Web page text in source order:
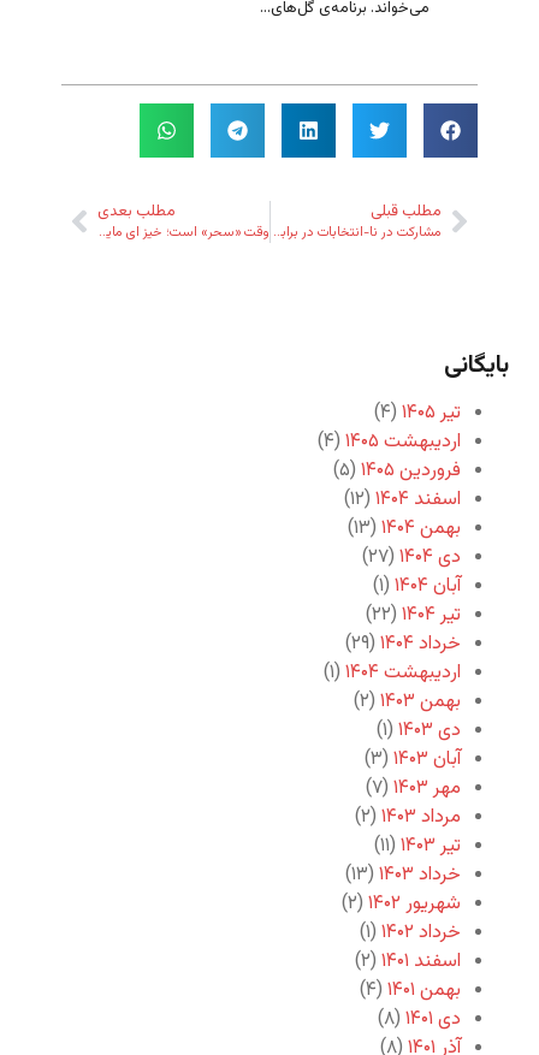
می‌خواند. برنامه‌ی گل‌های...
مطلب قبلی
مشارکت در نا-انتخابات در برابر جنبشی برای تجدید امکان انتخابات
مطلب بعدی
وقت «سحر» است؛ خیز ای مایه‌ی ناز…
بایگانی
تیر ۱۴۰۵
(۴)
اردیبهشت ۱۴۰۵
(۴)
فروردین ۱۴۰۵
(۵)
اسفند ۱۴۰۴
(۱۲)
بهمن ۱۴۰۴
(۱۳)
دی ۱۴۰۴
(۲۷)
آبان ۱۴۰۴
(۱)
تیر ۱۴۰۴
(۲۲)
خرداد ۱۴۰۴
(۲۹)
اردیبهشت ۱۴۰۴
(۱)
بهمن ۱۴۰۳
(۲)
دی ۱۴۰۳
(۱)
آبان ۱۴۰۳
(۳)
مهر ۱۴۰۳
(۷)
مرداد ۱۴۰۳
(۲)
تیر ۱۴۰۳
(۱۱)
خرداد ۱۴۰۳
(۱۳)
شهریور ۱۴۰۲
(۲)
خرداد ۱۴۰۲
(۱)
اسفند ۱۴۰۱
(۲)
بهمن ۱۴۰۱
(۴)
دی ۱۴۰۱
(۸)
آذر ۱۴۰۱
(۸)